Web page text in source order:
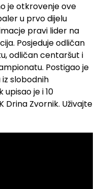
je otkrovenje ove
u prvo dijelu
pravi lider na
Posjeduje odličan
odličan centaršut i
Postigao je
slobodnih
je i 10
Drina Zvornik. Uživajte